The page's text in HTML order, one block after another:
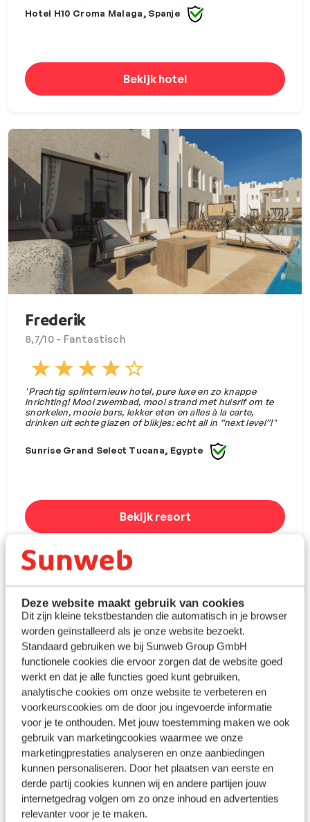
Deze website maakt gebruik van cookies
Dit zijn kleine tekstbestanden die automatisch in je browser
worden geïnstalleerd als je onze website bezoekt.
Standaard gebruiken we bij Sunweb Group GmbH
functionele cookies die ervoor zorgen dat de website goed
werkt en dat je alle functies goed kunt gebruiken,
analytische cookies om onze website te verbeteren en
voorkeurscookies om de door jou ingevoerde informatie
voor je te onthouden. Met jouw toestemming maken we ook
gebruik van marketingcookies waarmee we onze
marketingprestaties analyseren en onze aanbiedingen
kunnen personaliseren. Door het plaatsen van eerste en
derde partij cookies kunnen wij en andere partijen jouw
internetgedrag volgen om zo onze inhoud en advertenties
relevanter voor je te maken.
Hotel H10 Croma Malaga, Spanje
Bekijk hotel
Frederik
8,7/10 - Fantastisch
"Prachtig splinternieuw hotel, pure luxe en zo knappe
inrichting! Mooi zwembad, mooi strand met huisrif om te
snorkelen, mooie bars, lekker eten en alles à la carte,
drinken uit echte glazen of blikjes: echt all in “next level”!"
Sunrise Grand Select Tucana, Egypte
Bekijk resort
Camille
10/10 - Fantastisch